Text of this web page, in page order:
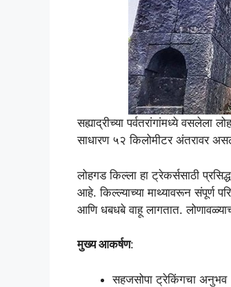
सह्याद्रीच्या पर्वतरांगांमध्ये वसलेला
साधारण ५२ किलोमीटर अंतरावर
लोहगड किल्ला हा ट्रेकर्ससाठी
आहे. किल्ल्याच्या माथ्यावरून संपूर्ण
आणि धबधबे वाहू लागतात.
मुख्य आकर्षण:
सहजसोपा ट्रेकिंगचा अनुभव